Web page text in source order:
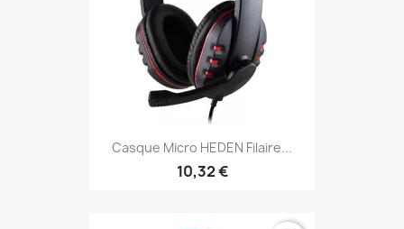
Casque Micro HEDEN Filaire...
10,32 €